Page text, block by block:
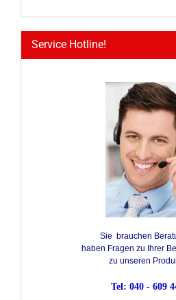
Service Hotline!
Sie brauchen
haben Fragen zu Ihrer
zu unseren
Tel: 040 - 609